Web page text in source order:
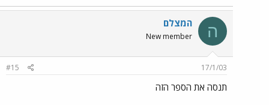
ה המצלם
New member
17/1/03
#15
תנסה את הספר הזה